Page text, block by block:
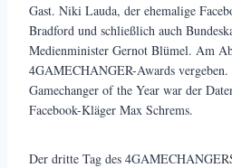
Gast. Niki Lauda, der ehemalige
Bradford und schließlich auch
Medienminister Gernot Blümel. Am
4GAMECHANGER-Awards
Gamechanger of the Year war der
Facebook-Kläger Max Schrems.
Der dritte Tag des